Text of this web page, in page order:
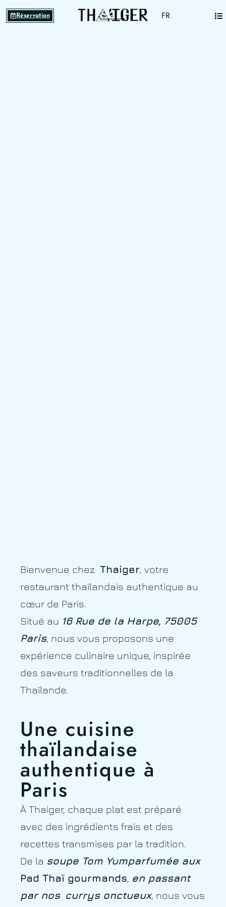
Réservation FR
Bienvenue chez Thaiger, votre
restaurant thaïlandais authentique au
cœur de Paris.
Situé au 16 Rue de la Harpe, 75005
Paris, nous vous proposons une
expérience culinaire unique, inspirée
des saveurs traditionnelles de la
Thaïlande.
Une cuisine
thaïlandaise
authentique à
Paris
À Thaiger, chaque plat est préparé
avec des ingrédients frais et des
recettes transmises par la tradition.
De la soupe Tom Yumparfumée aux
Pad Thaï gourmands, en passant
par nos currys onctueux, nous vous